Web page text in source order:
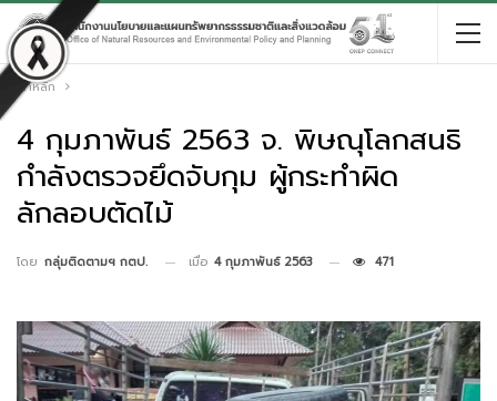
หน้าหลัก
4 กุมภาพันธ์ 2563 จ. พิษณุโลกสนธิ
กำลังตรวจยึดจับกุม ผู้กระทำผิด
ลักลอบตัดไม้
โดย กลุ่มติดตามฯ กตป. เมื่อ 4 กุมภาพันธ์ 2563 471